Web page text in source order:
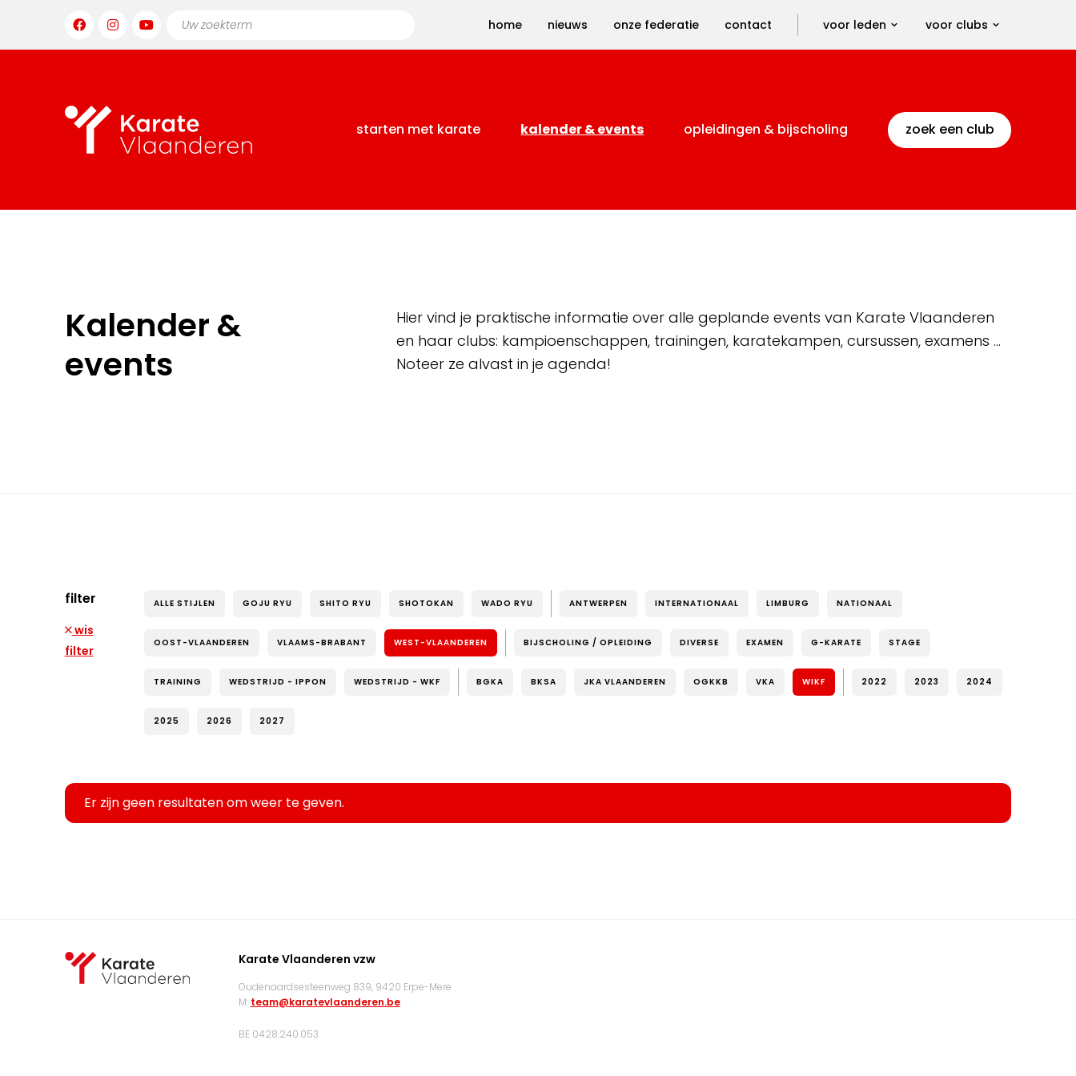
home nieuws onze federatie contact voor leden voor clubs
starten met karate kalender & events opleidingen & bijscholing zoek een club
Kalender &
events
Hier vind je praktische informatie over alle geplande events van Karate Vlaanderen
en haar clubs: kampioenschappen, trainingen, karatekampen, cursussen, examens …
Noteer ze alvast in je agenda!
filter
wis
filter
ALLE STIJLEN GOJU RYU SHITO RYU SHOTOKAN WADO RYU ANTWERPEN INTERNATIONAAL LIMBURG NATIONAAL
OOST-VLAANDEREN VLAAMS-BRABANT WEST-VLAANDEREN BIJSCHOLING / OPLEIDING DIVERSE EXAMEN G-KARATE STAGE
TRAINING WEDSTRIJD - IPPON WEDSTRIJD - WKF BGKA BKSA JKA VLAANDEREN OGKKB VKA WIKF 2022 2023 2024
2025 2026 2027
Er zijn geen resultaten om weer te geven.
Karate Vlaanderen vzw
Oudenaardsesteenweg 839, 9420 Erpe-Mere
M: team@karatevlaanderen.be
BE 0428.240.053